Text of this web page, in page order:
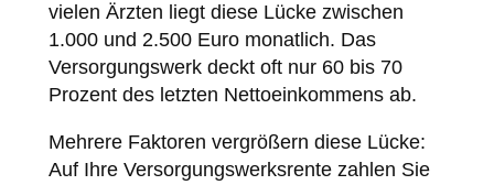
vielen Ärzten liegt diese Lücke zwischen
1.000 und 2.500 Euro monatlich. Das
Versorgungswerk deckt oft nur 60 bis 70
Prozent des letzten Nettoeinkommens ab.
Mehrere Faktoren vergrößern diese Lücke:
Auf Ihre Versorgungswerksrente zahlen Sie